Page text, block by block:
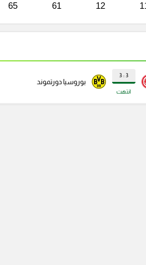
12
61
65
3 : 3
انتهت
بوروسيا دورتموند